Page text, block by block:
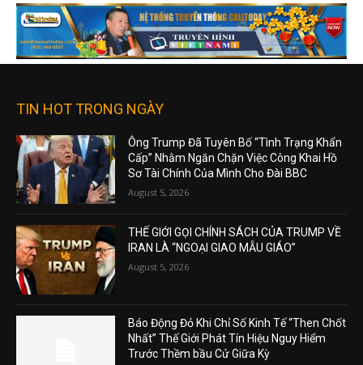
TIN HOT TRONG NGÀY
Ông Trump Đã Tuyên Bố “Tình Trạng Khẩn
Cấp” Nhằm Ngăn Chặn Việc Công Khai Hồ
Sơ Tài Chính Của Mình Cho Đài BBC
August 5, 2026
THẾ GIỚI GỌI CHÍNH SÁCH CỦA TRUMP VỀ
IRAN LÀ “NGOẠI GIAO MẪU GIÁO”
August 5, 2026
Báo Động Đỏ Khi Chỉ Số Kinh Tế “Then Chốt
Nhất” Thế Giới Phát Tín Hiệu Nguy Hiểm
Trước Thềm bầu Cử Giữa Kỳ